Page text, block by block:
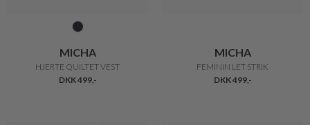
MICHA
HJERTE QUILTET VEST
DKK 499,-
MICHA
FEMININ LET STRIK
DKK 499,-